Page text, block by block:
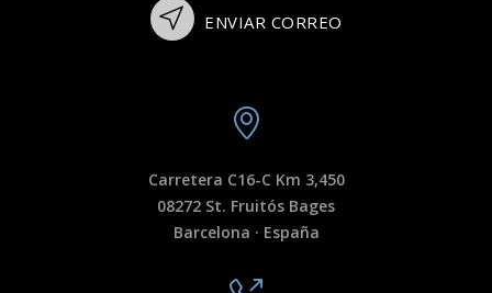
ENVIAR CORREO
Carretera C16-C Km 3,450
08272 St. Fruitós Bages
Barcelona · España